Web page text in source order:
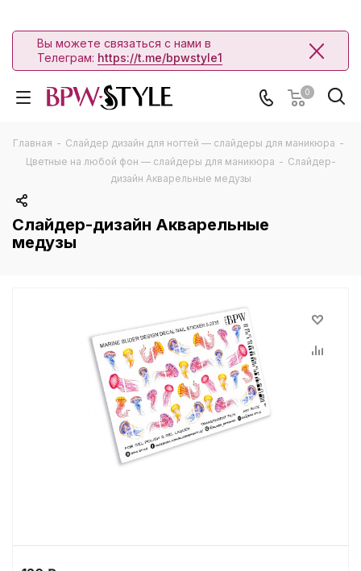
Вы можете связаться с нами в
Телеграм: https://t.me/bpwstyle1
0
Главная - Слайдер дизайн для ногтей — слайдеры для маникюра -
Цветные на любой фон — слайдеры для маникюра - Слайдер-
дизайн Акварельные медузы
Слайдер-дизайн Акварельные
медузы